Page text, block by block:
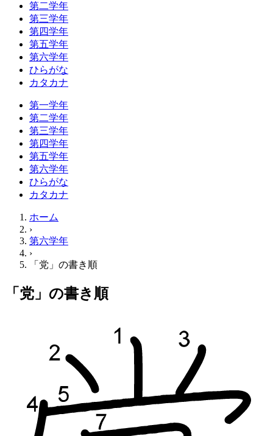
第二学年
第三学年
第四学年
第五学年
第六学年
ひらがな
カタカナ
第一学年
第二学年
第三学年
第四学年
第五学年
第六学年
ひらがな
カタカナ
ホーム
›
第六学年
›
「党」の書き順
「党」の書き順